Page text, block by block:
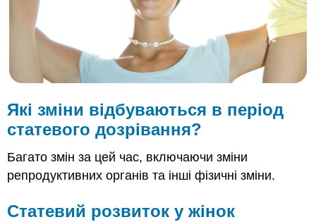
ріст
Менархе
Рецензія
Які зміни відбуваються в період
статевого дозрівання?
Багато змін за цей час, включаючи зміни
репродуктивних органів та інші фізичні зміни.
Статевий розвиток у жінок